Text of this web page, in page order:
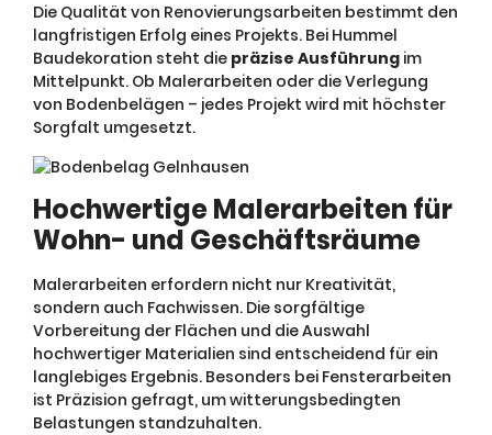
Die Qualität von Renovierungsarbeiten bestimmt den
langfristigen Erfolg eines Projekts. Bei Hummel
Baudekoration steht die präzise Ausführung im
Mittelpunkt. Ob Malerarbeiten oder die Verlegung
von Bodenbelägen – jedes Projekt wird mit höchster
Sorgfalt umgesetzt.
Hochwertige Malerarbeiten für
Wohn- und Geschäftsräume
Malerarbeiten erfordern nicht nur Kreativität,
sondern auch Fachwissen. Die sorgfältige
Vorbereitung der Flächen und die Auswahl
hochwertiger Materialien sind entscheidend für ein
langlebiges Ergebnis. Besonders bei Fensterarbeiten
ist Präzision gefragt, um witterungsbedingten
Belastungen standzuhalten.